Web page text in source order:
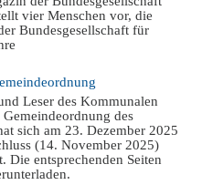
vier Menschen vor, die
Bundesgesellschaft für
Leser des Kommunalen
Gemeindeordnung des
sich am 23. Dezember 2025
(14. November 2025)
Die entsprechenden Seiten